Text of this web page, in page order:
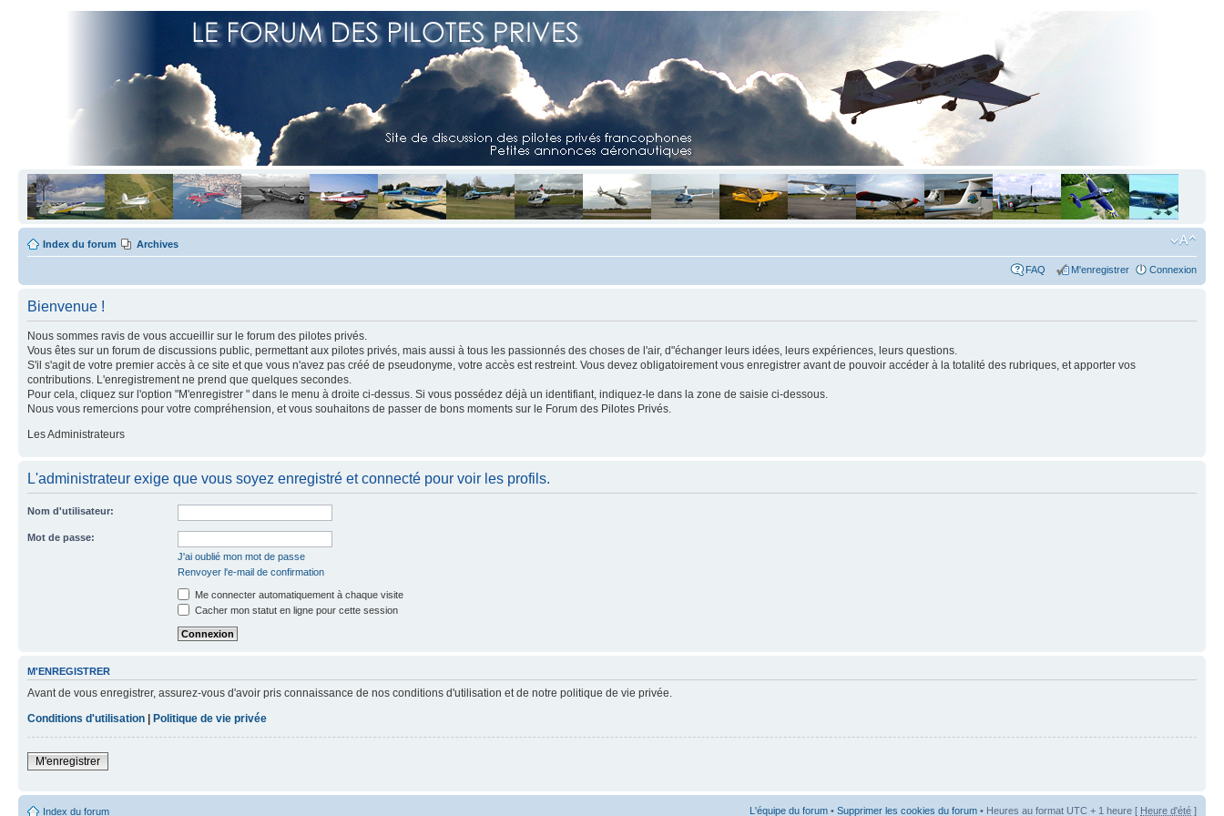
Index du forum Archives
FAQ M'enregistrer Connexion
Bienvenue !
Nous sommes ravis de vous accueillir sur le forum des pilotes privés.
Vous êtes sur un forum de discussions public, permettant aux pilotes privés, mais aussi à tous les passionnés des choses de l'air, d"échanger leurs idées, leurs expériences, leurs questions.
S'il s'agit de votre premier accès à ce site et que vous n'avez pas créé de pseudonyme, votre accès est restreint. Vous devez obligatoirement vous enregistrer avant de pouvoir accéder à la totalité des rubriques, et apporter vos
contributions. L'enregistrement ne prend que quelques secondes.
Pour cela, cliquez sur l'option "M'enregistrer " dans le menu à droite ci-dessus. Si vous possédez déjà un identifiant, indiquez-le dans la zone de saisie ci-dessous.
Nous vous remercions pour votre compréhension, et vous souhaitons de passer de bons moments sur le Forum des Pilotes Privés.
Les Administrateurs
L'administrateur exige que vous soyez enregistré et connecté pour voir les profils.
Nom d'utilisateur:
Mot de passe:
J'ai oublié mon mot de passe
Renvoyer l'e-mail de confirmation
Me connecter automatiquement à chaque visite
Cacher mon statut en ligne pour cette session
M'ENREGISTRER
Avant de vous enregistrer, assurez-vous d'avoir pris connaissance de nos conditions d'utilisation et de notre politique de vie privée.
Conditions d'utilisation | Politique de vie privée
M'enregistrer
Index du forum L'équipe du forum • Supprimer les cookies du forum • Heures au format UTC + 1 heure [ Heure d'été ]